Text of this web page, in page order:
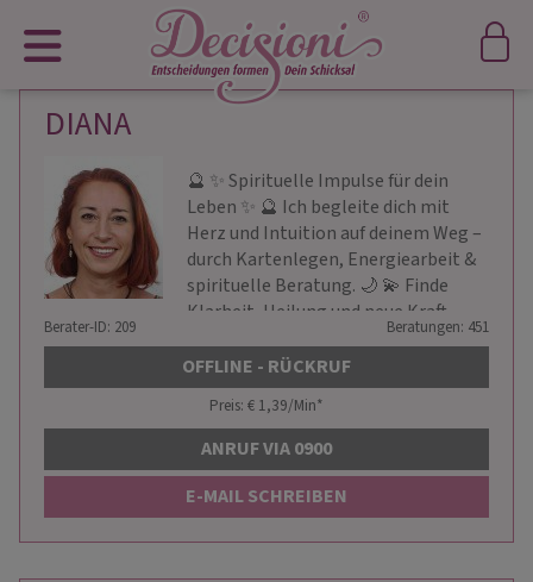
DIANA
🔮 ✨ Spirituelle Impulse für dein
Leben ✨ 🔮 Ich begleite dich mit
Herz und Intuition auf deinem Weg –
durch Kartenlegen, Energiearbeit &
spirituelle Beratung. 🌙 💫 Finde
Klarheit, Heilung und neue Kraft
Berater-ID: 209 Beratungen: 451
OFFLINE - RÜCKRUF
Preis: € 1,39/Min*
ANRUF VIA 0900
E-MAIL SCHREIBEN